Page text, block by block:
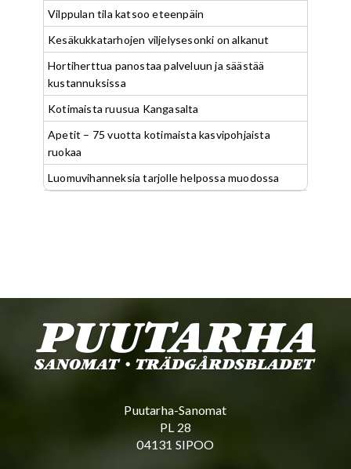
Vilppulan tila katsoo eteenpäin
Kesäkukkatarhojen viljelysesonki on alkanut
Hortiherttua panostaa palveluun ja säästää
kustannuksissa
Kotimaista ruusua Kangasalta
Apetit – 75 vuotta kotimaista kasvipohjaista
ruokaa
Luomuvihanneksia tarjolle helpossa muodossa
Puutarha-Sanomat
PL 28
04131 SIPOO